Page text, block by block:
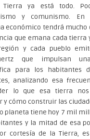
ya está todo.
y comunismo.
económico tendrá mucho
que emana cada tierra
y cada pueblo
que impulsan
para los habitantes
analizando esa
lo que esa tierra
y cómo construir las
planeta tiene hoy 7 mil
y la mitad de esa
cortesía de la Tierra,